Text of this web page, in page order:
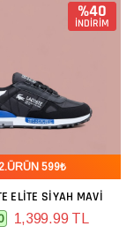
%40
İNDİRİM
599₺
ELITE SIYAH MAVI
1,399.99 TL